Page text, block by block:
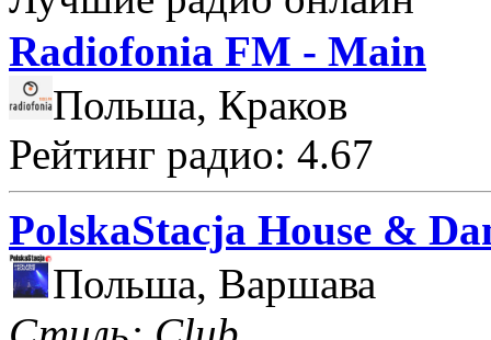
Radiofonia FM - Main
Польша, Краков
Рейтинг радио: 4.67
PolskaStacja House &
Польша, Варшава